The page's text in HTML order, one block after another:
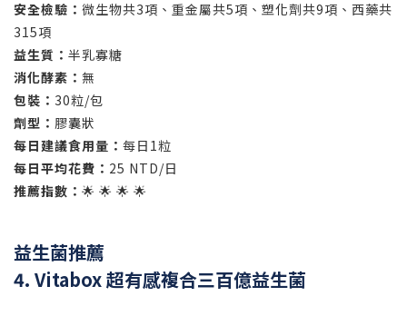
安全檢驗： 微生物共3項、重金屬共5項、塑化劑共9項、西藥共
315項
益生質： 半乳寡糖
消化酵素： 無
包裝： 30粒/包
劑型： 膠囊狀
每日建議食用量： 每日1粒
每日平均花費： 25 NTD/日
推薦指數： 🌟 🌟 🌟 🌟
益生菌推薦
4. Vitabox 超有感複合三百億益生菌